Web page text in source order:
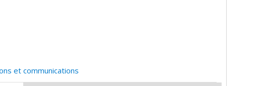
et communications